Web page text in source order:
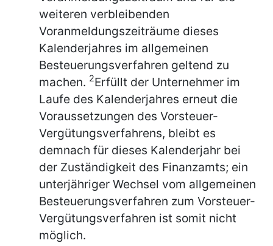
weiteren verbleibenden
Voranmeldungszeiträume dieses
Kalenderjahres im allgemeinen
Besteuerungsverfahren geltend zu
machen. 2Erfüllt der Unternehmer im
Laufe des Kalenderjahres erneut die
Voraussetzungen des Vorsteuer-
Vergütungsverfahrens, bleibt es
demnach für dieses Kalenderjahr bei
der Zuständigkeit des Finanzamts; ein
unterjähriger Wechsel vom allgemeinen
Besteuerungsverfahren zum Vorsteuer-
Vergütungsverfahren ist somit nicht
möglich.